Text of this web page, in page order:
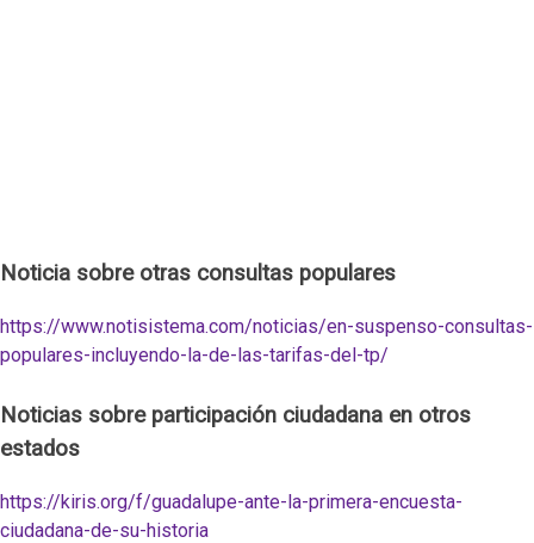
Noticia sobre otras consultas populares
https://www.notisistema.com/noticias/en-suspenso-consultas-
populares-incluyendo-la-de-las-tarifas-del-tp/
Noticias sobre participación ciudadana en otros
estados
https://kiris.org/f/guadalupe-ante-la-primera-encuesta-
ciudadana-de-su-historia